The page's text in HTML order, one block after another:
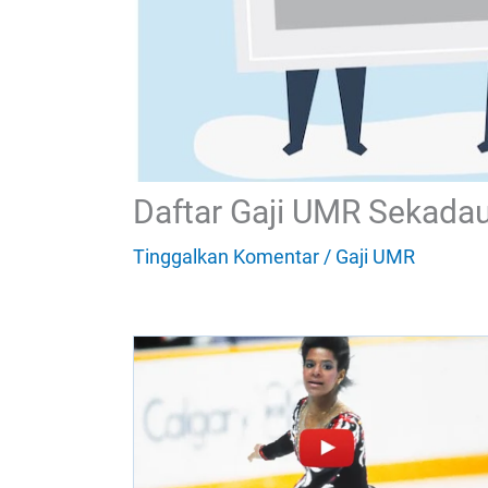
Daftar Gaji UMR
Tinggalkan Komentar / Gaji UMR